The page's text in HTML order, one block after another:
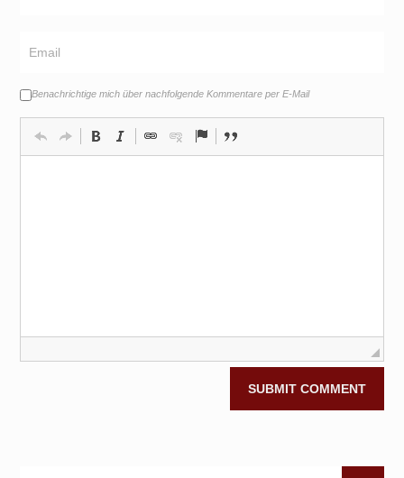
Benachrichtige mich über nachfolgende Kommentare per E-Mail